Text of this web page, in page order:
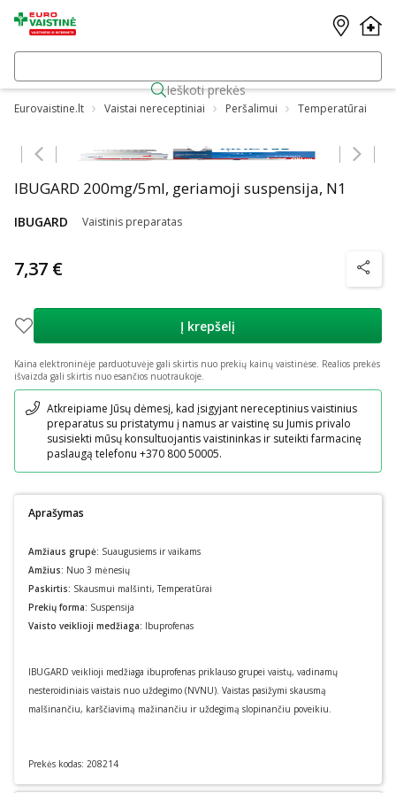
Ieškoti prekės
Eurovaistine.lt Vaistai nereceptiniai Peršalimui Temperatūrai
IBUGARD 200mg/5ml, geriamoji suspensija, N1
IBUGARD Vaistinis preparatas
7,37 €
Į krepšelį
Kaina elektroninėje parduotuvėje gali skirtis nuo prekių kainų vaistinėse. Realios prekės
išvaizda gali skirtis nuo esančios nuotraukoje.
Pranešimas
Atkreipiame Jūsų dėmesį, kad įsigyjant nereceptinius vaistinius
preparatus su pristatymu į namus ar vaistinę su Jumis privalo
susisiekti mūsų konsultuojantis vaistininkas ir suteikti farmacinę
paslaugą telefonu +370 800 50005.
Aprašymas
Amžiaus grupė: Suaugusiems ir vaikams
Amžius: Nuo 3 mėnesių
Paskirtis: Skausmui malšinti,Temperatūrai
Prekių forma: Suspensija
Vaisto veiklioji medžiaga: Ibuprofenas
IBUGARD veiklioji medžiaga ibuprofenas priklauso grupei vaistų, vadinamų
nesteroidiniais vaistais nuo uždegimo (NVNU). Vaistas pasižymi skausmą
malšinančiu, karščiavimą mažinančiu ir uždegimą slopinančiu poveikiu.
Prekės kodas: 208214